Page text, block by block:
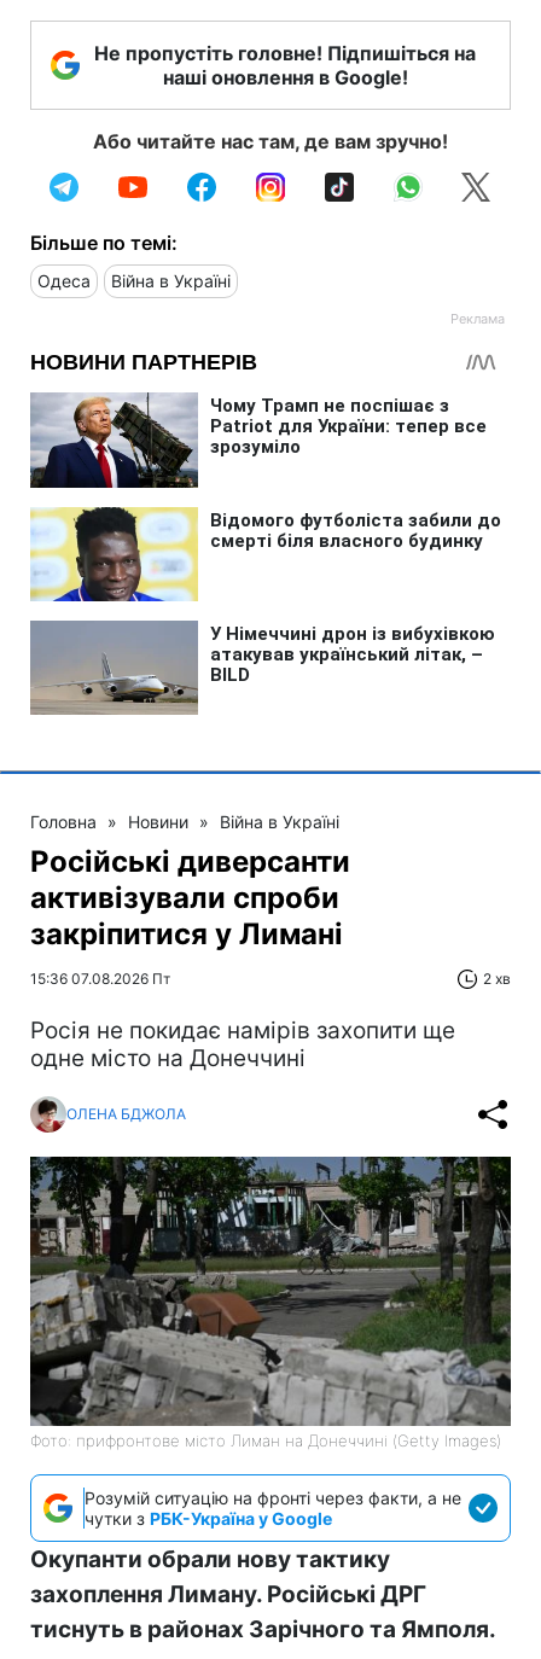
Не пропустіть головне! Підпишіться на
наші оновлення в Google!
Або читайте нас там, де вам зручно!
Більше по темі:
Одеса Війна в Україні
Головна » Новини » Війна в Україні
Російські диверсанти
активізували спроби
закріпитися у Лимані
15:36 07.08.2026 Пт 2 хв
Росія не покидає намірів захопити ще
одне місто на Донеччині
ОЛЕНА БДЖОЛА
Фото: прифронтове місто Лиман на Донеччині (Getty Images)
Розумій ситуацію на фронті через факти, а не
чутки з РБК-Україна у Google
Окупанти обрали нову тактику
захоплення Лиману. Російські ДРГ
тиснуть в районах Зарічного та Ямполя.